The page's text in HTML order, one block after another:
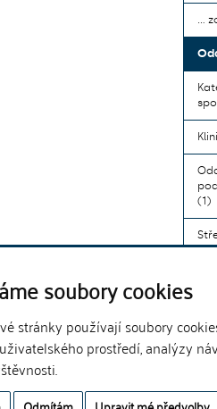
soubory cookies
stránky používají soubory
prostředí, analýzy
...
(1)